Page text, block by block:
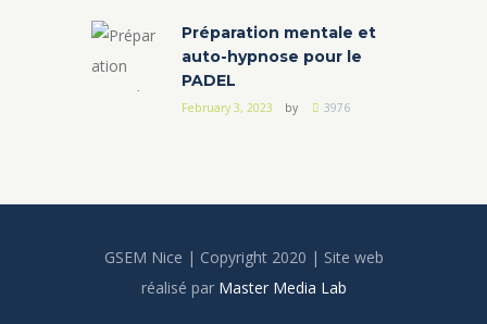
Préparation mentale et
auto-hypnose pour le
PADEL
February 3, 2023 by 3976
GSEM Nice | Copyright 2020 | Site web
réalisé par Master Media Lab